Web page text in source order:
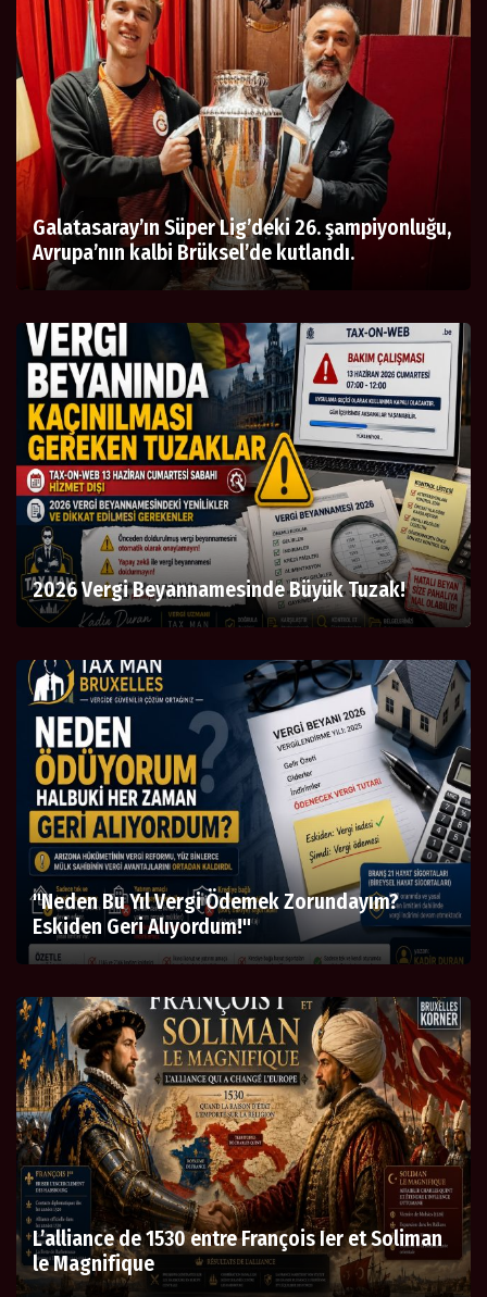
Galatasaray’ın Süper Lig’deki 26. şampiyonluğu,
Avrupa’nın kalbi Brüksel’de kutlandı.
2026 Vergi Beyannamesinde Büyük Tuzak!
"Neden Bu Yıl Vergi Ödemek Zorundayım?
Eskiden Geri Alıyordum!"
L’alliance de 1530 entre François Ier et Soliman
le Magnifique